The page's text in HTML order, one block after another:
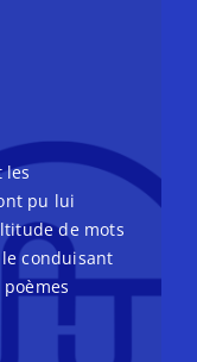
les
pu lui
de mots
conduisant